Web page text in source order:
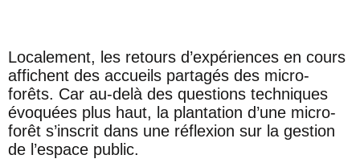
Localement, les retours d’expériences en cours
affichent des accueils partagés des micro-
forêts. Car au-delà des questions techniques
évoquées plus haut, la plantation d’une micro-
forêt s’inscrit dans une réflexion sur la gestion
de l’espace public.